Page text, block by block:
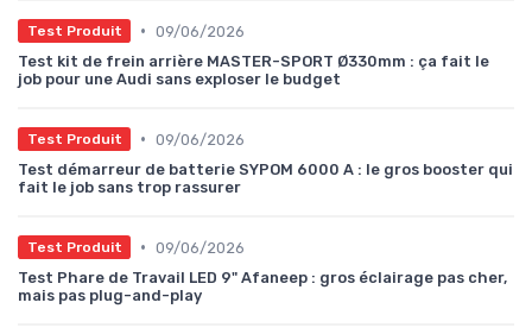
Test Produit • 09/06/2026
Test kit de frein arrière MASTER-SPORT Ø330mm : ça fait le
job pour une Audi sans exploser le budget
Test Produit • 09/06/2026
Test démarreur de batterie SYPOM 6000 A : le gros booster qui
fait le job sans trop rassurer
Test Produit • 09/06/2026
Test Phare de Travail LED 9" Afaneep : gros éclairage pas cher,
mais pas plug-and-play